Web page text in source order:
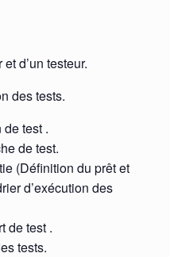
d’un testeur.
des tests.
test .
de test.
(Définition du prêt et
d’exécution des
de test .
tests.